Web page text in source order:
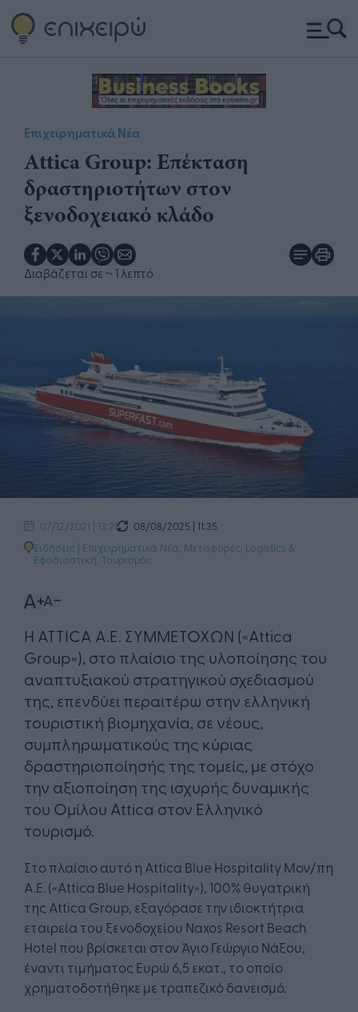
Επιχειρηματικά Νέα
​Attica Group: Επέκταση
δραστηριοτήτων στον
ξενοδοχειακό κλάδο
Διαβάζεται σε ~ 1 λεπτό
07/12/2021 | 13:21
08/08/2025 | 11:35
Ειδήσεις | Επιχειρηματικά Νέα Μεταφορές, Logistics &
Εφοδιαστική Τουρισμός
Η ATTICA Α.Ε. ΣΥΜΜΕΤΟΧΩΝ («Attica
Group»), στο πλαίσιο της υλοποίησης του
αναπτυξιακού στρατηγικού σχεδιασμού
της, επενδύει περαιτέρω στην ελληνική
τουριστική βιομηχανία, σε νέους,
συμπληρωματικούς της κύριας
δραστηριοποίησής της τομείς, με στόχο
την αξιοποίηση της ισχυρής δυναμικής
του Ομίλου Attica στον Ελληνικό
τουρισμό.
Στο πλαίσιο αυτό η Attica Blue Hospitality Μον/πη
Α.Ε. («Attica Blue Hospitality»), 100% θυγατρική
της Attica Group, εξαγόρασε την ιδιοκτήτρια
εταιρεία του ξενοδοχείου Naxos Resort Beach
Hotel που βρίσκεται στον Άγιο Γεώργιο Νάξου,
έναντι τιμήματος Ευρώ 6,5 εκατ., το οποίο
χρηματοδοτήθηκε με τραπεζικό δανεισμό.